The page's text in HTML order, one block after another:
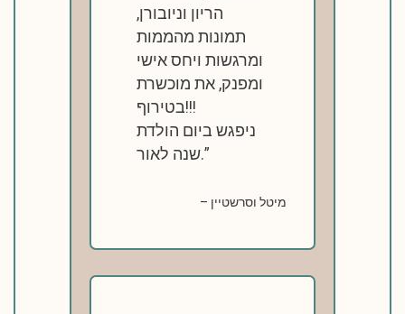
הריון וניובורן,
תמונות מהממות
ומרגשות ויחס אישי
ומפנק, את מוכשרת
בטירוף!!!
ניפגש ביום הולדת
שנה לאור.
מיטל וסרשטיין